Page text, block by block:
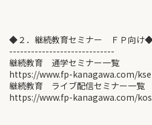
◆２．継続教育セミナー ＦＰ向け◆
-----------------------------
継続教育 通学セミナー一覧
https://www.fp-kanagawa.com/
継続教育 ライブ配信セミナー一覧
https://www.fp-kanagawa.com/